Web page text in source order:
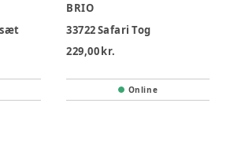
BRIO
33722 Safari Tog
229,00 kr.
Online